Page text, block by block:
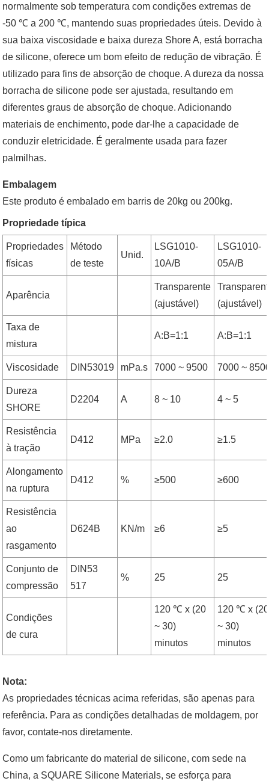
normalmente sob temperatura com condições extremas de
-50 ℃ a 200 ℃, mantendo suas propriedades úteis. Devido à
sua baixa viscosidade e baixa dureza Shore A, está borracha
de silicone, oferece um bom efeito de redução de vibração. É
utilizado para fins de absorção de choque. A dureza da nossa
borracha de silicone pode ser ajustada, resultando em
diferentes graus de absorção de choque. Adicionando
materiais de enchimento, pode dar-lhe a capacidade de
conduzir eletricidade. É geralmente usada para fazer
palmilhas.
Embalagem
Este produto é embalado em barris de 20kg ou 200kg.
Propriedade típica
Propriedades
físicas
Método
de teste
Unid.
LSG1010-
10A/B
LSG1010-
05A/B
Aparência
Transparente
(ajustável)
(ajustável)
Taxa de
mistura
A:B=1:1 A:B=1:1
Viscosidade DIN53019 mPa.s 7000 ~ 9500 7000 ~
Dureza
SHORE
D2204 A 8 ~ 10 4 ~ 5
Resistência
à tração
D412 MPa ≥2.0 ≥1.5
Alongamento
na ruptura
D412 % ≥500 ≥600
Resistência
ao
rasgamento
D624B KN/m ≥6 ≥5
Conjunto de
compressão
DIN53
517
% 25 25
Condições
de cura
120 ℃ x (20
~ 30)
minutos
120 ℃ x (20
~ 30)
minutos
Nota:
As propriedades técnicas acima referidas, são apenas para
referência. Para as condições detalhadas de moldagem, por
favor, contate-nos diretamente.
Como um fabricante do material de silicone, com sede na
China, a SQUARE Silicone Materials, se esforça para